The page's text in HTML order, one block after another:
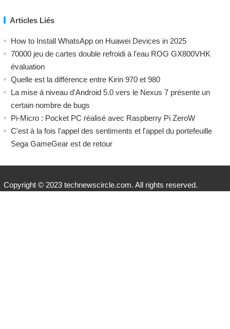
Articles Liés
How to Install WhatsApp on Huawei Devices in 2025
70000 jeu de cartes double refroidi à l'eau ROG GX800VHK
évaluation
Quelle est la différence entre Kirin 970 et 980
La mise à niveau d'Android 5.0 vers le Nexus 7 présente un
certain nombre de bugs
Pi-Micro : Pocket PC réalisé avec Raspberry Pi ZeroW
C'est à la fois l'appel des sentiments et l'appel du portefeuille
Sega GameGear est de retour
Copyright © 2023 technewscircle.com. All rights reserved.